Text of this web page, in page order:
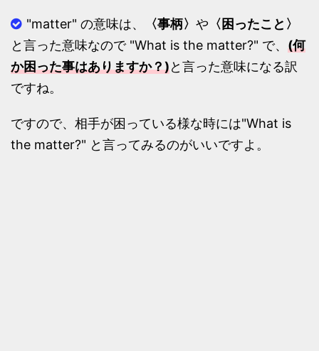
"matter" の意味は、 〈事柄〉 や 〈困ったこと〉
と言った意味なので "What is the matter?" で、 (何
か困った事はありますか？)と言った意味になる訳
ですね。
ですので、相手が困っている様な時には"What is
the matter?" と言ってみるのがいいですよ。